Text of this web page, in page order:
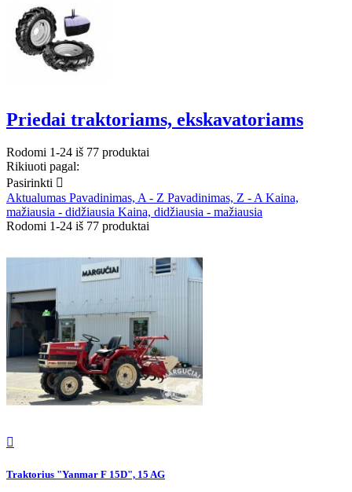
Priedai traktoriams, ekskavatoriams
Rodomi 1-24 iš 77 produktai
Rikiuoti pagal:
Pasirinkti 
Aktualumas Pavadinimas, A - Z Pavadinimas, Z - AKaina,
mažiausia - didžiausia Kaina, didžiausia - mažiausia
Rodomi 1-24 iš 77 produktai

Traktorius "Yanmar F 15D", 15 AG